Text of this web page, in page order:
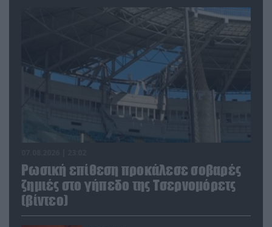
Ρωσική επίθεση προκάλεσε σοβαρές
ζημιές στο γήπεδο της Τσερνομόρετς
(βίντεο)